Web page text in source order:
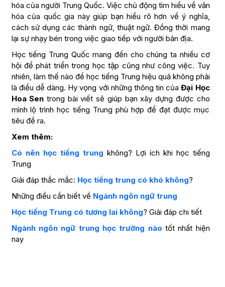
hóa của người Trung Quốc. Việc chủ động tìm hiểu về văn
hóa của quốc gia này giúp bạn hiểu rõ hơn về ý nghĩa,
cách sử dụng các thành ngữ, thuật ngữ. Đồng thời mang
lại sự nhạy bén trong việc giao tiếp với người bản địa.
Học tiếng Trung Quốc mang đến cho chúng ta nhiều cơ
hội để phát triển trong học tập cũng như công việc. Tuy
nhiên, làm thế nào để học tiếng Trung hiệu quả không phải
là điều dễ dàng. Hy vọng với những thông tin củaĐại Học
Hoa Sen trong bài viết sẽ giúp bạn xây dựng được cho
mình lộ trình học tiếng Trung phù hợp để đạt được mục
tiêu đề ra.
Xem thêm:
Có nên học tiếng trung không? Lợi ích khi học tiếng
Trung
Giải đáp thắc mắc: Học tiếng trung có khó không?
Những điều cần biết về Ngành ngôn ngữ trung
Học tiếng Trung có tương lai không? Giải đáp chi tiết
Ngành ngôn ngữ trung học trường nào tốt nhất hiện
nay